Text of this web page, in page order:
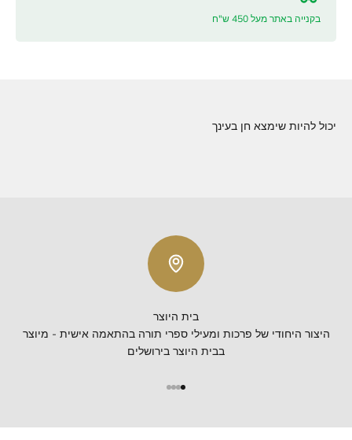
בקנייה באתר מעל 450 ש"ח
יכול להיות שימצא חן בעינך
בית היוצר
היצור היחודי של פרכות ומעילי ספרי תורה בהתאמה אישית - מיוצר
בבית היוצר בירושלים